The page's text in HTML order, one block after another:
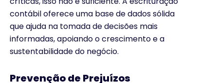
contábil oferece uma base de dados sólida
que ajuda na tomada de decisões mais
informadas, apoiando o crescimento e a
sustentabilidade do negócio.
Prevenção de Prejuízos